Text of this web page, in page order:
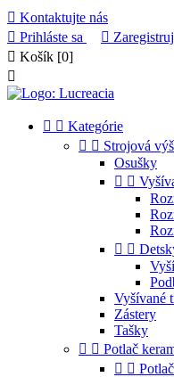
 Kontaktujte nás
 Prihláste sa 
 Košík [0]

  Kategórie
  Strojová
Osušky
 
 
Vyšívané
Zástery
Tašky
  Potlač
 